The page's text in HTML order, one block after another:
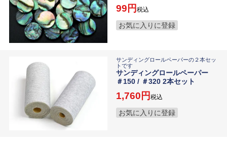
99 税込
お気に入りに登録
サンディングロールペーパーの２本セッ
トです
サンディングロールペーパー
＃150 / ＃320 2本セット
1,760 税込
お気に入りに登録